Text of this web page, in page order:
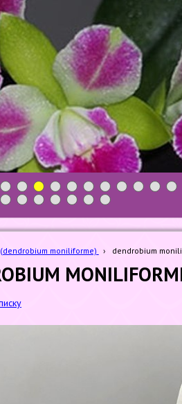
4 5 6 7 8 9 10 11 12 13 14
22 23 24 25 26 27 28
moniliforme) › dendrobium